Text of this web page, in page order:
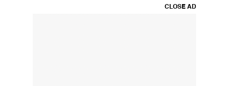
CLOSE AD